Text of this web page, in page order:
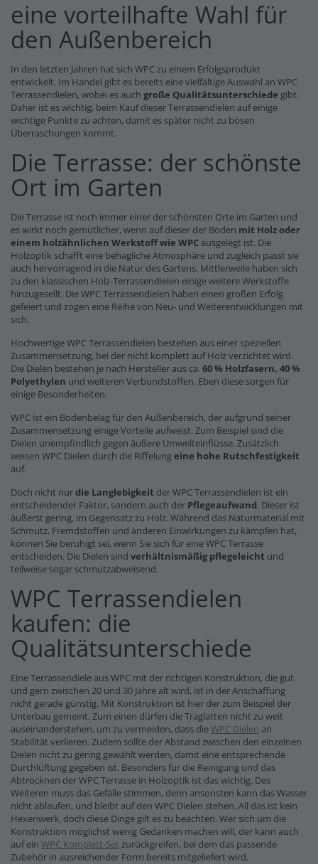
eine vorteilhafte Wahl für
den Außenbereich
In den letzten Jahren hat sich WPC zu einem Erfolgsprodukt
entwickelt. Im Handel gibt es bereits eine vielfältige Auswahl an WPC
Terrassendielen, wobei es auch große Qualitätsunterschiede gibt.
Daher ist es wichtig, beim Kauf dieser Terrassendielen auf einige
wichtige Punkte zu achten, damit es später nicht zu bösen
Überraschungen kommt.
Die Terrasse: der schönste
Ort im Garten
Die Terrasse ist noch immer einer der schönsten Orte im Garten und
es wirkt noch gemütlicher, wenn auf dieser der Boden mit Holz oder
einem holzähnlichen Werkstoff wie WPCausgelegt ist. Die
Holzoptik schafft eine behagliche Atmosphäre und zugleich passt sie
auch hervorragend in die Natur des Gartens. Mittlerweile haben sich
zu den klassischen Holz-Terrassendielen einige weitere Werkstoffe
hinzugesellt. Die WPC Terrassendielen haben einen großen Erfolg
gefeiert und zogen eine Reihe von Neu- und Weiterentwicklungen mit
sich.
Hochwertige WPC Terrassendielen bestehen aus einer speziellen
Zusammensetzung, bei der nicht komplett auf Holz verzichtet wird.
Die Dielen bestehen je nach Hersteller aus ca. 60 % Holzfasern, 40 %
Polyethylen und weiteren Verbundstoffen. Eben diese sorgen für
einige Besonderheiten.
WPC ist ein Bodenbelag für den Außenbereich, der aufgrund seiner
Zusammensetzung einige Vorteile aufweist. Zum Beispiel sind die
Dielen unempfindlich gegen äußere Umwelteinflüsse. Zusätzlich
weisen WPC Dielen durch die Riffelungeine hohe Rutschfestigkeit
auf.
Doch nicht nurdie Langlebigkeit der WPC Terrassendielen ist ein
entscheidender Faktor, sondern auch der Pflegeaufwand. Dieser ist
äußerst gering, im Gegensatz zu Holz. Während das Naturmaterial mit
Schmutz, Fremdstoffen und anderen Einwirkungen zu kämpfen hat,
können Sie beruhigt sei, wenn Sie sich für eine WPC Terrasse
entscheiden. Die Dielen sind verhältnismäßig pflegeleicht und
teilweise sogar schmutzabweisend.
WPC Terrassendielen
kaufen: die
Qualitätsunterschiede
Eine Terrassendiele aus WPC mit der richtigen Konstruktion, die gut
und gern zwischen 20 und 30 Jahre alt wird, ist in der Anschaffung
nicht gerade günstig. Mit Konstruktion ist hier der zum Beispiel der
Unterbau gemeint. Zum einen dürfen die Traglatten nicht zu weit
auseinanderstehen, um zu vermeiden, dass dieWPC Dielen an
Stabilität verlieren. Zudem sollte der Abstand zwischen den einzelnen
Dielen nicht zu gering gewählt werden, damit eine entsprechende
Durchlüftung gegeben ist. Besonders für die Reinigung und das
Abtrocknen der WPC Terrasse in Holzoptik ist das wichtig. Des
Weiteren muss das Gefälle stimmen, denn ansonsten kann das Wasser
nicht ablaufen, und bleibt auf den WPC Dielen stehen. All das ist kein
Hexenwerk, doch diese Dinge gilt es zu beachten. Wer sich um die
Konstruktion möglichst wenig Gedanken machen will, der kann auch
auf ein WPC Komplett-Set zurückgreifen, bei dem das passende
Zubehör in ausreichender Form bereits mitgeliefert wird.